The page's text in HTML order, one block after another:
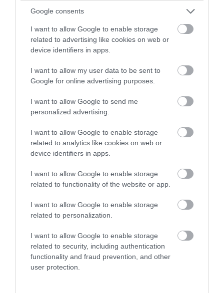
Google consents
I want to allow Google to enable storage
related to advertising like cookies on web or
device identifiers in apps.
I want to allow my user data to be sent to
Google for online advertising purposes.
I want to allow Google to send me
personalized advertising.
I want to allow Google to enable storage
related to analytics like cookies on web or
device identifiers in apps.
I want to allow Google to enable storage
related to functionality of the website or app.
I want to allow Google to enable storage
related to personalization.
I want to allow Google to enable storage
related to security, including authentication
functionality and fraud prevention, and other
user protection.